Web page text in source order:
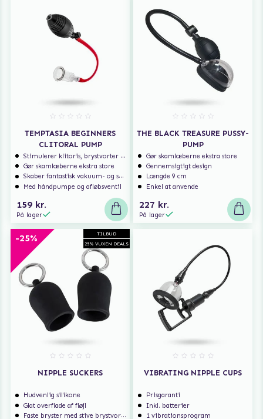
TEMPTASIA BEGINNERS
CLITORAL PUMP
Stimulerer klitoris, brystvorter m.m.
Gør skamlæberne ekstra store
Skaber fantastisk vakuum- og sugefølelse
Med håndpumpe og afløbsventil
159 kr.
På lager
THE BLACK TREASURE PUSSY-
PUMP
Gør skamlæberne ekstra store
Gennemsigtigt design
Længde 9 cm
Enkel at anvende
227 kr.
På lager
TILBUD
25% VUXEN DEALS
-25%
NIPPLE SUCKERS
Hudvenlig silikone
Glat overflade af fløjl
Faste bryster med stive brystvorter
VIBRATING NIPPLE CUPS
Prisgaranti
Inkl. batterier
1 vibrationsprogram